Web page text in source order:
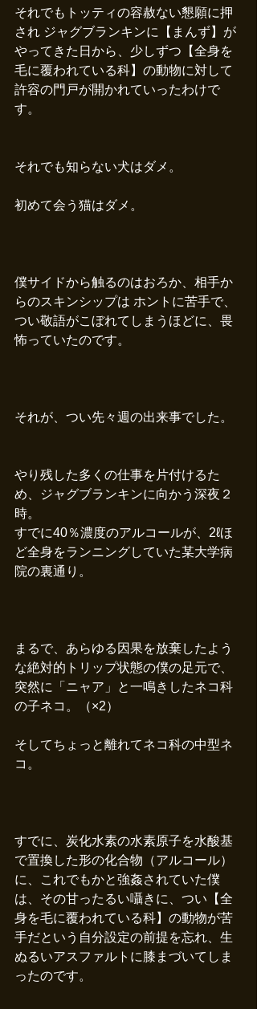
それでもトッティの容赦ない懇願に押
され ジャグブランキンに【まんず】が
やってきた日から、少しずつ【全身を
毛に覆われている科】の動物に対して
許容の門戸が開かれていったわけで
す。
それでも知らない犬はダメ。
初めて会う猫はダメ。
僕サイドから触るのはおろか、相手か
らのスキンシップは ホントに苦手で、
つい敬語がこぼれてしまうほどに、畏
怖っていたのです。
それが、つい先々週の出来事でした。
やり残した多くの仕事を片付けるた
め、ジャグブランキンに向かう深夜２
時。
すでに40％濃度のアルコールが、2ℓほ
ど全身をランニングしていた某大学病
院の裏通り。
まるで、あらゆる因果を放棄したよう
な絶対的トリップ状態の僕の足元で、
突然に「ニャア」と一鳴きしたネコ科
の子ネコ。（×2）
そしてちょっと離れてネコ科の中型ネ
コ。
すでに、炭化水素の水素原子を水酸基
で置換した形の化合物（アルコール）
に、これでもかと強姦されていた僕
は、その甘ったるい囁きに、つい【全
身を毛に覆われている科】の動物が苦
手だという自分設定の前提を忘れ、生
ぬるいアスファルトに膝まづいてしま
ったのです。